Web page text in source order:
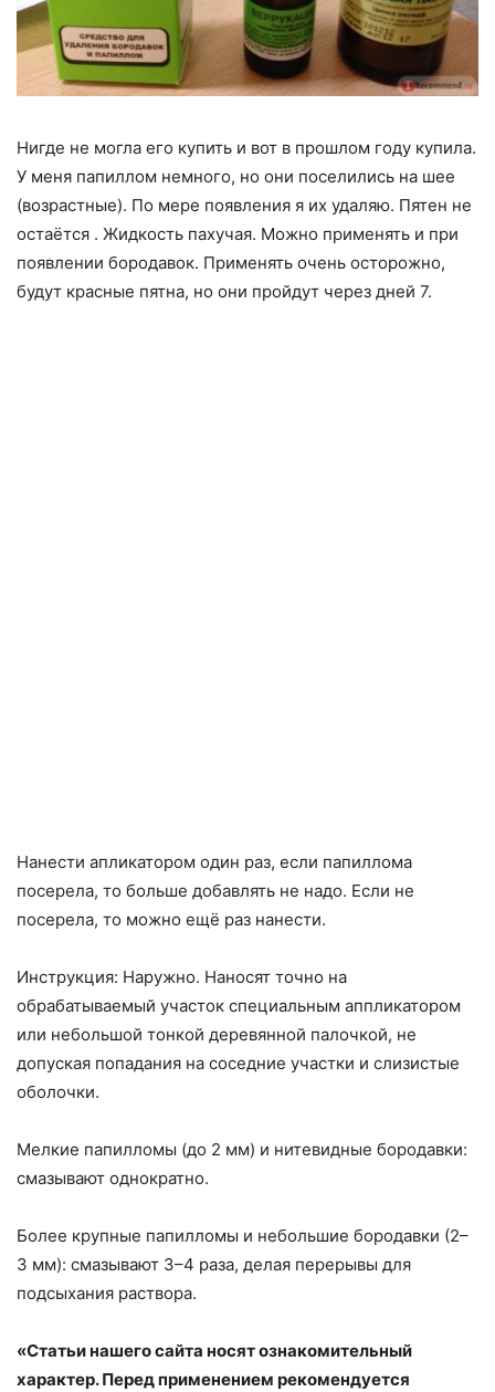
Нигде не могла его купить и вот в прошлом году купила.
У меня папиллом немного, но они поселились на шее
(возрастные). По мере появления я их удаляю. Пятен не
остаётся . Жидкость пахучая. Можно применять и при
появлении бородавок. Применять очень осторожно,
будут красные пятна, но они пройдут через дней 7.
Нанести апликатором один раз, если папиллома
посерела, то больше добавлять не надо. Если не
посерела, то можно ещё раз нанести.
Инструкция: Наружно. Наносят точно на
обрабатываемый участок специальным аппликатором
или небольшой тонкой деревянной палочкой, не
допуская попадания на соседние участки и слизистые
оболочки.
Мелкие папилломы (до 2 мм) и нитевидные бородавки:
смазывают однократно.
Более крупные папилломы и небольшие бородавки (2–
3 мм): смазывают 3–4 раза, делая перерывы для
подсыхания раствора.
«Статьи нашего сайта носят ознакомительный
характер. Перед применением рекомендуется